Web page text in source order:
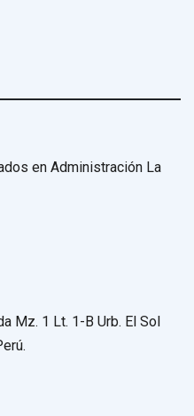
Mz. 1 Lt. 1-B Urb. El Sol